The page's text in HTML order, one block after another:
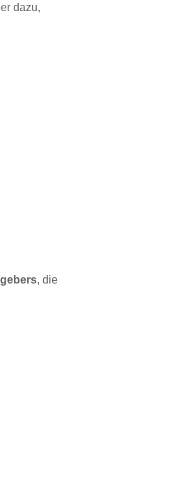
dazu,
, die